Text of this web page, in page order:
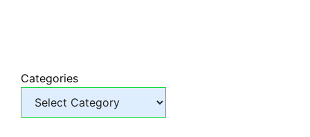
Categories